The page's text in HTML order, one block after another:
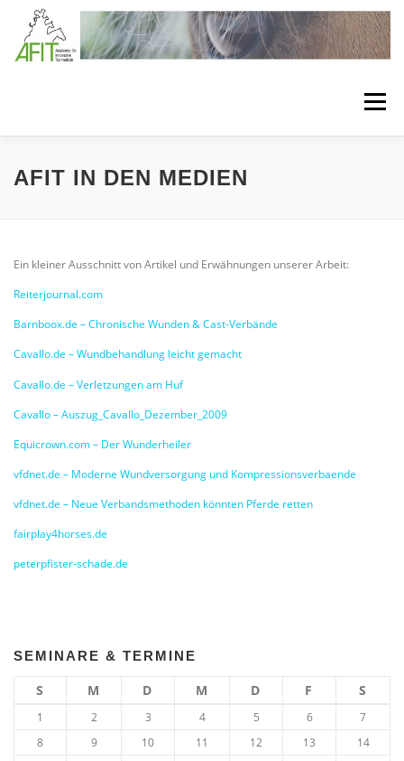
Zum Inhalt springen
Menü
LÖSUNGEN BEHANDLUNGSKONZEPTE
BEHANDLUNGSMATERIAL
AFIT IN DEN MEDIEN
Ein kleiner Ausschnitt von Artikel und Erwähnungen unserer Arbeit:
Reiterjournal.com
Barnboox.de – Chronische Wunden & Cast-Verbände
Cavallo.de – Wundbehandlung leicht gemacht
Cavallo.de – Verletzungen am Huf
Cavallo – Auszug_Cavallo_Dezember_2009
Equicrown.com – Der Wunderheiler
vfdnet.de – Moderne Wundversorgung und Kompressionsverbaende
vfdnet.de – Neue Verbandsmethoden könnten Pferde retten
fairplay4horses.de
peterpfister-schade.de
SEMINARE & TERMINE
S M D M D F S
1 2 3 4 5 6
7
8
9 10 11 12 13
14